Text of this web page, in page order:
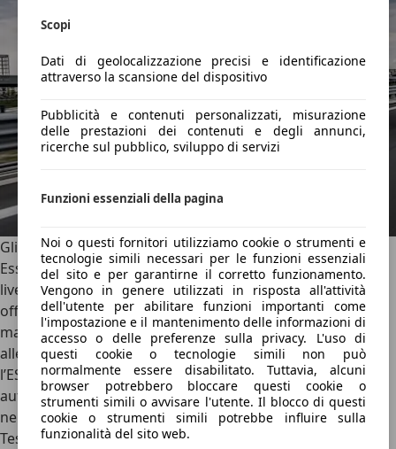
Scopi
Dati di geolocalizzazione precisi e identificazione
attraverso la scansione del dispositivo
Pubblicità e contenuti personalizzati, misurazione
delle prestazioni dei contenuti e degli annunci,
ricerche sul pubblico, sviluppo di servizi
Funzioni essenziali della pagina
Noi o questi fornitori utilizziamo cookie o strumenti e
tecnologie simili necessari per le funzioni essenziali
del sito e per garantirne il corretto funzionamento.
Vengono in genere utilizzati in risposta all'attività
dell'utente per abilitare funzioni importanti come
l'impostazione e il mantenimento delle informazioni di
accesso o delle preferenze sulla privacy. L'uso di
questi cookie o tecnologie simili non può
normalmente essere disabilitato. Tuttavia, alcuni
browser potrebbero bloccare questi cookie o
strumenti simili o avvisare l'utente. Il blocco di questi
cookie o strumenti simili potrebbe influire sulla
funzionalità del sito web.
Gli ADAS e la sicurezza
Essendo un’auto lanciata nel 2010,la Giulietta non ha il
livello di sicurezza di un’auto di ultima generazione, non
offrendo soluzioni come il Cruise Control Adattivo o il
mantenitore attivo di corsia.Gli ADAS, quindi, sono ridotti
alle tecnologie attive più semplici, come il Cruise Control,
l’ESP (con un’ottima taratura) e l’ABS (senza frenata
automatica). Dove si è comportata molto bene, invece, è
nei crash test dell’ente indipendente Euro NCAP.
Testata al lancio, nel 2010,la Giulietta è stata promossa